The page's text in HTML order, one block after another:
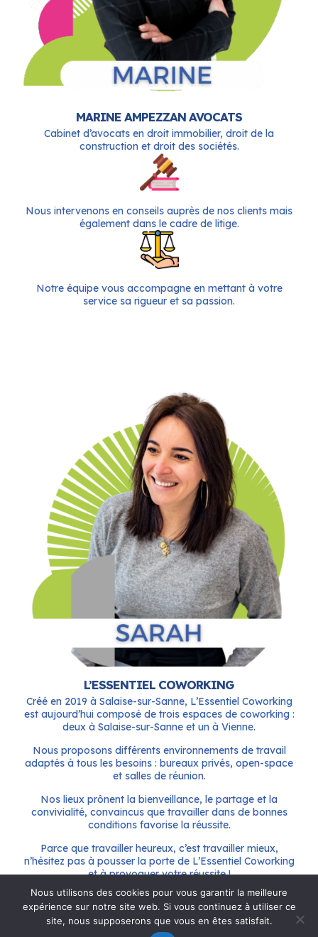
MARINE AMPEZZAN AVOCATS
Cabinet d’avocats en droit immobilier, droit de la
construction et droit des sociétés.
Nous intervenons en conseils auprès de nos clients mais
également dans le cadre de litige.
Notre équipe vous accompagne en mettant à votre
service sa rigueur et sa passion.
L’ESSENTIEL COWORKING
Créé en 2019 à Salaise-sur-Sanne, L’Essentiel Coworking
est aujourd’hui composé de trois espaces de coworking :
deux à Salaise-sur-Sanne et un à Vienne.
Nous proposons différents environnements de travail
adaptés à tous les besoins : bureaux privés, open-space
et salles de réunion.
Nos lieux prônent la bienveillance, le partage et la
convivialité, convaincus que travailler dans de bonnes
conditions favorise la réussite.
Parce que travailler heureux, c’est travailler mieux,
n’hésitez pas à pousser la porte de L’Essentiel Coworking
et à provoquer votre réussite !
Nous utilisons des cookies pour vous garantir la meilleure
expérience sur notre site web. Si vous continuez à utiliser ce
site, nous supposerons que vous en êtes satisfait.